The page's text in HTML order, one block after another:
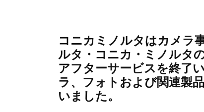
コニカミノルタはカメラ
ルタ・コニカ・ミノルタ
アフターサービスを終了
ラ、フォトおよび関連製
いました。